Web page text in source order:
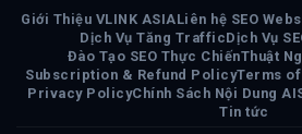
Giới Thiệu VLINK ASIALiên hệ SEO
Dịch Vụ Tăng TrafficDịch Vụ
Đào Tạo SEO Thực ChiếnThuật
Subscription & Refund PolicyTerms
Privacy PolicyChính Sách Nội Dung AI
Tin tức